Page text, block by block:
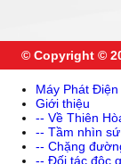
© Copyright ©
Máy Phát
Giới thiệu
-- Về Thiên
-- Tầm nhìn
-- Chặng
-- Đối tác độc